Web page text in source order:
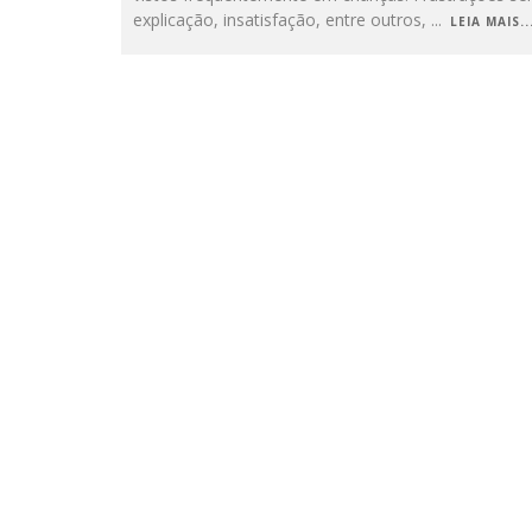
explicação, insatisfação, entre outros, ... LEIA